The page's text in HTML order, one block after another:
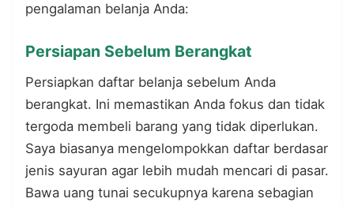
pengalaman belanja Anda:
Persiapan Sebelum Berangkat
Persiapkan daftar belanja sebelum Anda
berangkat. Ini memastikan Anda fokus dan tidak
tergoda membeli barang yang tidak diperlukan.
Saya biasanya mengelompokkan daftar berdasar
jenis sayuran agar lebih mudah mencari di pasar.
Bawa uang tunai secukupnya karena sebagian